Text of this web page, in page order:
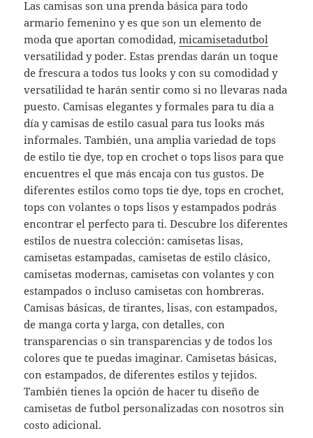
Las camisas son una prenda básica para todo
armario femenino y es que son un elemento de
moda que aportan comodidad,micamisetadutbol
versatilidad y poder. Estas prendas darán un toque
de frescura a todos tus looks y con su comodidad y
versatilidad te harán sentir como si no llevaras nada
puesto. Camisas elegantes y formales para tu día a
día y camisas de estilo casual para tus looks más
informales. También, una amplia variedad de tops
de estilo tie dye, top en crochet o tops lisos para que
encuentres el que más encaja con tus gustos. De
diferentes estilos como tops tie dye, tops en crochet,
tops con volantes o tops lisos y estampados podrás
encontrar el perfecto para ti. Descubre los diferentes
estilos de nuestra colección: camisetas lisas,
camisetas estampadas, camisetas de estilo clásico,
camisetas modernas, camisetas con volantes y con
estampados o incluso camisetas con hombreras.
Camisas básicas, de tirantes, lisas, con estampados,
de manga corta y larga, con detalles, con
transparencias o sin transparencias y de todos los
colores que te puedas imaginar. Camisetas básicas,
con estampados, de diferentes estilos y tejidos.
También tienes la opción de hacer tu diseño de
camisetas de futbol personalizadas con nosotros sin
costo adicional.